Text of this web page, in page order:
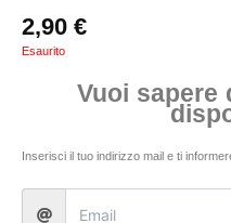
2,90 €
Esaurito
Vuoi sapere
Inserisci il tuo indirizzo mail e ti